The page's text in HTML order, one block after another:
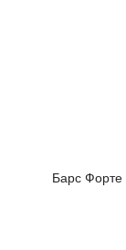
Барс Форте